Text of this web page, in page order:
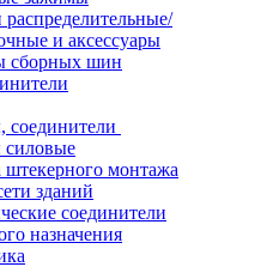
и аксессуары
сборных шин
соединители
силовые
штекерного монтажа
зданий
соединители
назначения